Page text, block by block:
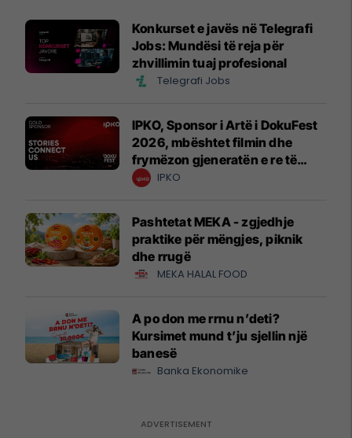
Konkurset e javës në Telegrafi
Jobs: Mundësi të reja për
zhvillimin tuaj profesional
Telegrafi Jobs
IPKO, Sponsor i Artë i DokuFest
2026, mbështet filmin dhe
frymëzon gjeneratën e re të
krijuesve
IPKO
Pashtetat MEKA - zgjedhje
praktike për mëngjes, piknik
dhe rrugë
MEKA HALAL FOOD
A po don me rrnu n’deti?
Kursimet mund t’ju sjellin një
banesë
Banka Ekonomike